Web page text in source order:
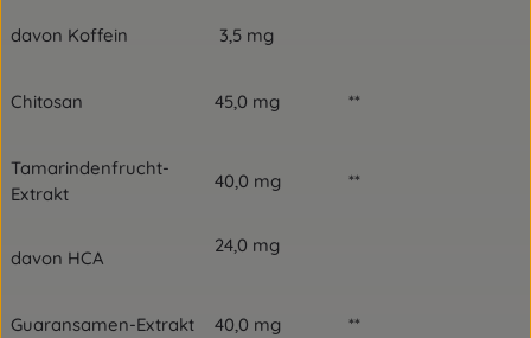
davon Koffein 3,5 mg
Chitosan 45,0 mg **
Tamarindenfrucht-
Extrakt
davon HCA
40,0 mg
24,0 mg
**
Guaransamen-Extrakt 40,0 mg **